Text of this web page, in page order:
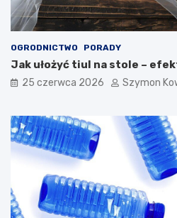
OGRODNICTWO PORADY
Jak ułożyć tiul na stole –
25 czerwca 2026 Szymon